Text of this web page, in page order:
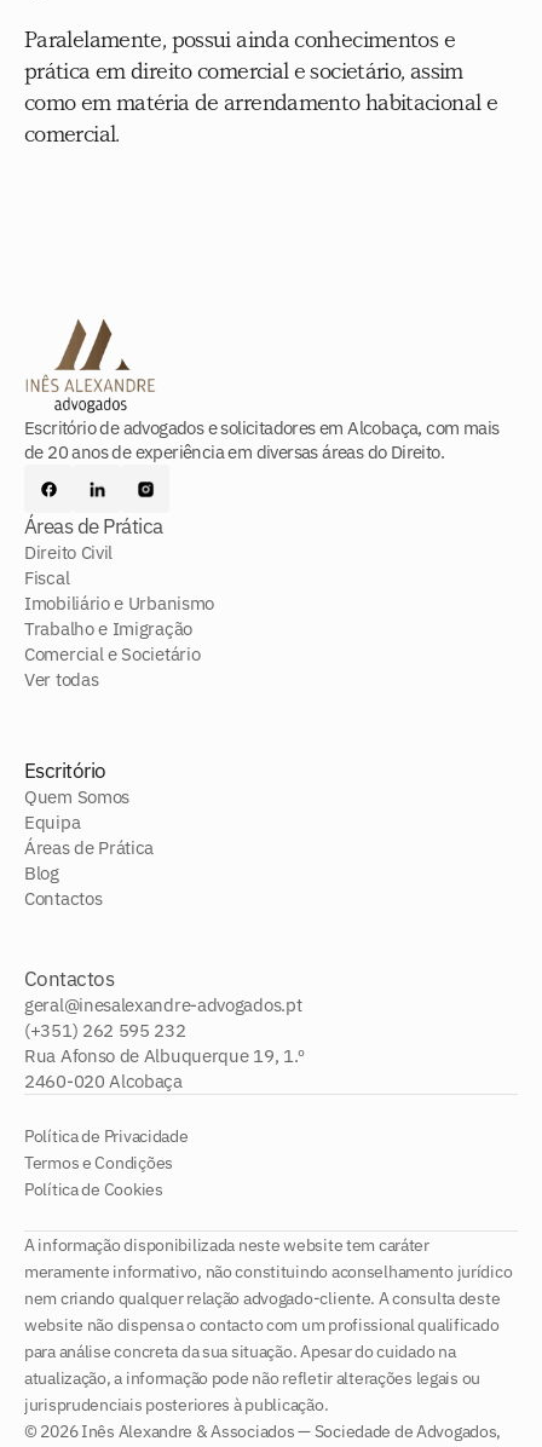
Paralelamente, possui ainda conhecimentos e
prática em direito comercial e societário, assim
como em matéria de arrendamento habitacional e
comercial.
Escritório de advogados e solicitadores em Alcobaça, com mais
de 20 anos de experiência em diversas áreas do Direito.
Áreas de Prática
Direito Civil
Fiscal
Imobiliário e Urbanismo
Trabalho e Imigração
Comercial e Societário
Ver todas
Escritório
Quem Somos
Equipa
Áreas de Prática
Blog
Contactos
Contactos
geral@inesalexandre-advogados.pt
(+351) 262 595 232
Rua Afonso de Albuquerque 19, 1.º
2460-020 Alcobaça
Política de Privacidade
Termos e Condições
Política de Cookies
A informação disponibilizada neste website tem caráter
meramente informativo, não constituindo aconselhamento jurídico
nem criando qualquer relação advogado-cliente. A consulta deste
website não dispensa o contacto com um profissional qualificado
para análise concreta da sua situação. Apesar do cuidado na
atualização, a informação pode não refletir alterações legais ou
jurisprudenciais posteriores à publicação.
© 2026 Inês Alexandre & Associados — Sociedade de Advogados,